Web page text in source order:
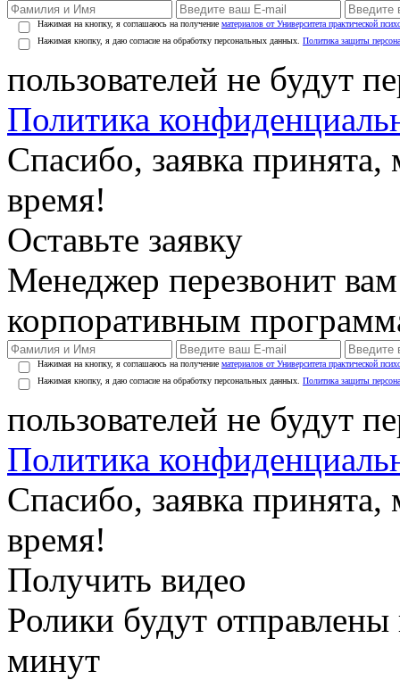
Нажимая на кнопку, я соглашаюсь на получение материалов от Университета практической
Нажимая кнопку, я даю согласие на обработку персональных данных. Политика защиты
пользователей не будут
Политика
Спасибо, заявка
время!
Оставьте заявку
Менеджер перезвонит
корпоративным
Нажимая на кнопку, я соглашаюсь на получение материалов от Университета практической
Нажимая кнопку, я даю согласие на обработку персональных данных. Политика защиты
пользователей не будут
Политика
Спасибо, заявка
время!
Получить видео
Ролики будут
минут